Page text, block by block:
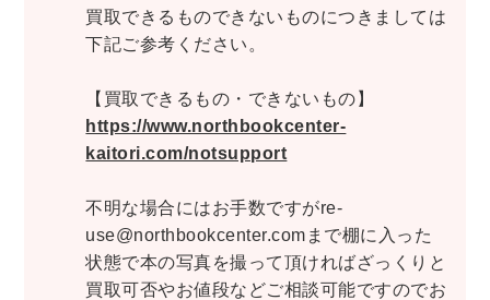
経済学・経済事情
経理・アカウンティング
金融・ファイナンス・投資
アート・建築・デザイン・音楽
書道
インテリアデザイン・建築デザイン
他建築・芸術
住宅建築
建築家・建設・建築構造
彫刻・工芸
日本の伝統文化
東洋の建築
楽譜・スコア・音楽書
西洋の建築
買取できるものできないものにつきましては
下記ご参考ください。
【買取できるもの・できないもの】
https://www.northbookcenter-
kaitori.com/notsupport
不明な場合にはお手数ですがre-
use@northbookcenter.comまで棚に入った
状態で本の写真を撮って頂ければざっくりと
買取可否やお値段などご相談可能ですのでお